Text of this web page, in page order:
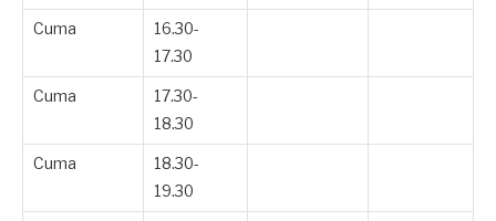
Cuma
16.30-
17.30
Cuma
17.30-
18.30
Cuma
18.30-
19.30